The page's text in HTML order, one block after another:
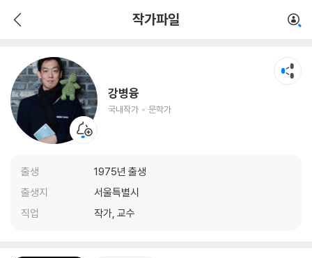
작가파일
강병융
국내작가 문학가
출생
1975년 출생
출생지
서울특별시
직업
작가, 교수